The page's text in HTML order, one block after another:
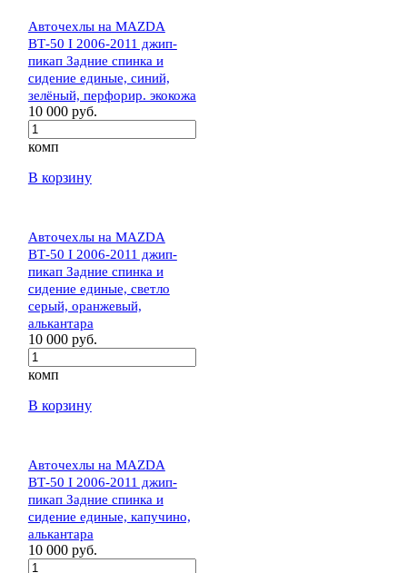
Авточехлы на MAZDA
BТ-50 I 2006-2011 джип-
пикап Задние спинка и
сидение единые, синий,
зелёный, перфорир. экокожа
10 000 руб.
комп
В корзину
Авточехлы на MAZDA
BТ-50 I 2006-2011 джип-
пикап Задние спинка и
сидение единые, светло
серый, оранжевый,
алькантара
10 000 руб.
комп
В корзину
Авточехлы на MAZDA
BТ-50 I 2006-2011 джип-
пикап Задние спинка и
сидение единые, капучино,
алькантара
10 000 руб.